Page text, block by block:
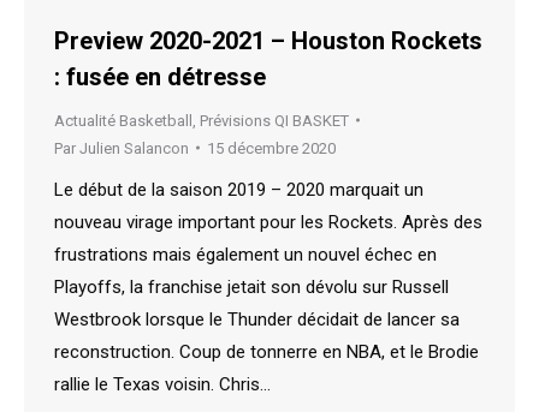
Preview 2020-2021 – Houston Rockets
: fusée en détresse
Actualité Basketball Prévisions QI BASKET
Par Julien Salancon 15 décembre 2020
Le début de la saison 2019 – 2020 marquait un
nouveau virage important pour les Rockets. Après des
frustrations mais également un nouvel échec en
Playoffs, la franchise jetait son dévolu sur Russell
Westbrook lorsque le Thunder décidait de lancer sa
reconstruction. Coup de tonnerre en NBA, et le Brodie
rallie le Texas voisin. Chris…